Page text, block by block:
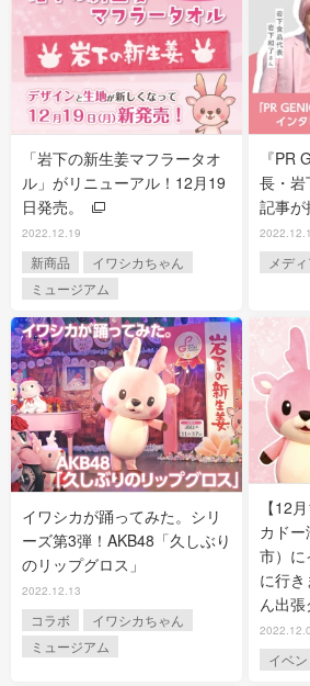
「岩下の新生姜マフラータオ
ル」がリニューアル！12月19
日発売。
2022.12.19
新商品
イワシカちゃん
ミュージアム
『PR
長・岩
記事が
メデ
イワシカが踊ってみた。シリ
ーズ第3弾！AKB48「久しぶり
のリップグロス」
2022.12.13
コラボ
イワシカちゃん
ミュージアム
【12
カド
市）
に行
ん出
イベン